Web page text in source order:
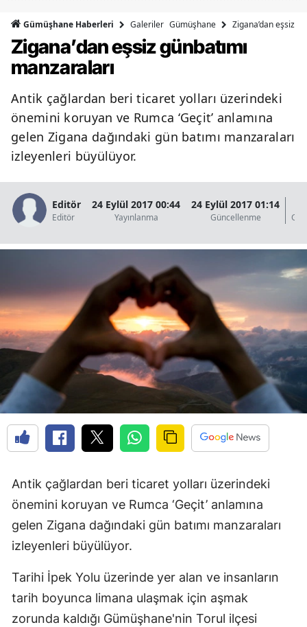
Bingöl
Bolu
Burdur
Çanakkale
Çankırı
Denizli
Diyarbakır
Edirne
Elazığ
Erzincan
Erzurum
Eskişehir
Giresun
Gümüşhane
Hatay
Isparta
Gümüşhane Haberleri Galeriler Gümüşhane Zigana’dan eşsiz
Zigana’dan eşsiz günbatımı
manzaraları
Antik çağlardan beri ticaret yolları üzerindeki
önemini koruyan ve Rumca ‘Geçit’ anlamına
gelen Zigana dağındaki gün batımı manzaraları
izleyenleri büyülüyor.
Editör
Editör
24 Eylül 2017 00:44
Yayınlanma
24 Eylül 2017 01:14
Güncellenme
Antik çağlardan beri ticaret yolları üzerindeki
önemini koruyan ve Rumca ‘Geçit’ anlamına
gelen Zigana dağındaki gün batımı manzaraları
izleyenleri büyülüyor.
Tarihi İpek Yolu üzerinde yer alan ve insanların
tarih boyunca limana ulaşmak için aşmak
zorunda kaldığı Gümüşhane'nin Torul ilçesi